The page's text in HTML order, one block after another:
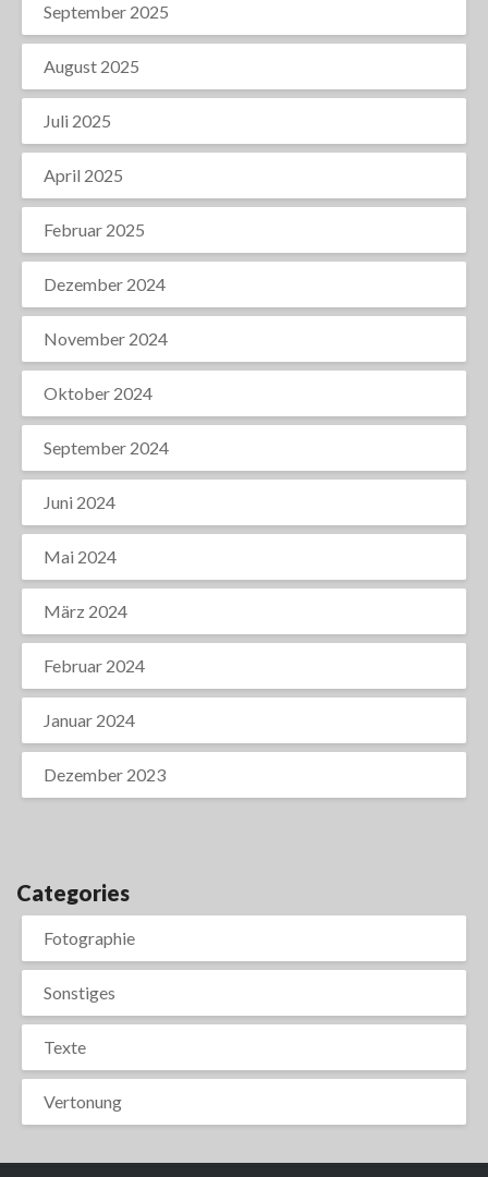
September 2025
August 2025
Juli 2025
April 2025
Februar 2025
Dezember 2024
November 2024
Oktober 2024
September 2024
Juni 2024
Mai 2024
März 2024
Februar 2024
Januar 2024
Dezember 2023
Categories
Fotographie
Sonstiges
Texte
Vertonung